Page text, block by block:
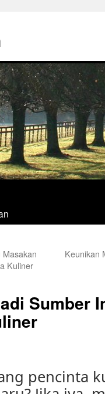
Kuliner
Keunikan
Sumber
pencinta